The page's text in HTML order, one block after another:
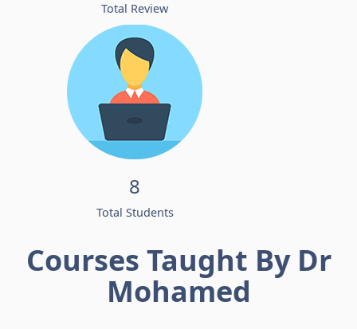
Total Review
8
Total Students
Courses Taught By Dr
Mohamed